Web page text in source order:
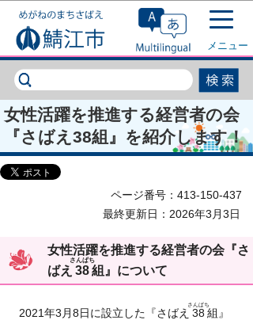
このページの本文へ移動
メニュー
女性活躍を推進する経営者の会
『さばえ38組』を紹介します！
ページ番号：413-150-437
最終更新日：2026年3月3日
女性活躍を推進する経営者の会『さ
ばえ 38
さんぱち
組』について
2021年3月8日に設立した『さばえ 38
さんぱち
組』